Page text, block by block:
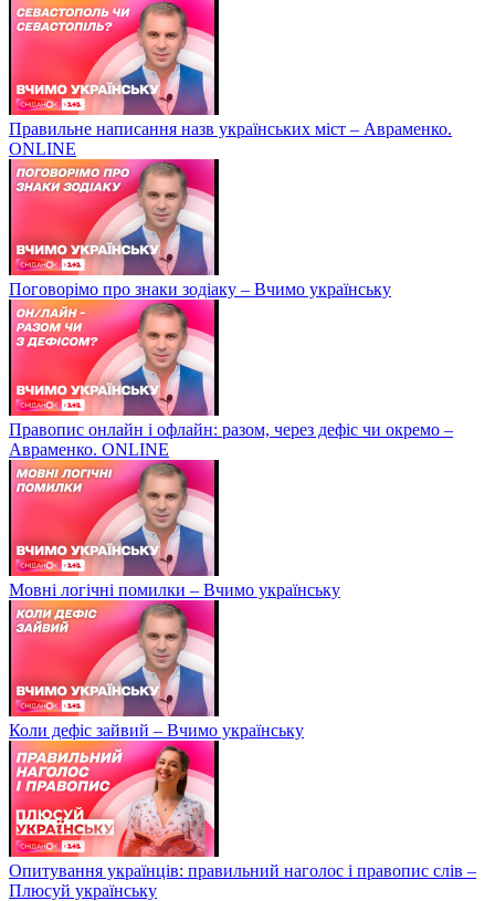
Правильне написання назв українських міст – Авраменко.
ONLINE
Поговорімо про знаки зодіаку – Вчимо українську
Правопис онлайн і офлайн: разом, через дефіс чи окремо –
Авраменко. ONLINE
Мовні логічні помилки – Вчимо українську
Коли дефіс зайвий – Вчимо українську
Опитування українців: правильний наголос і правопис слів –
Плюсуй українську